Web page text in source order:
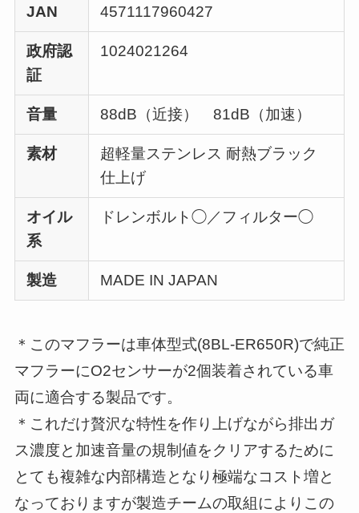
JAN 4571117960427
政府認
証
1024021264
音量 88dB（近接） 81dB（加速）
素材
超軽量ステンレス 耐熱ブラック
仕上げ
オイル
系
ドレンボルト◯／フィルター◯
製造 MADE IN JAPAN
＊このマフラーは車体型式(8BL-ER650R)で純正
マフラーにO2センサーが2個装着されている車
両に適合する製品です。
＊これだけ贅沢な特性を作り上げながら排出ガ
ス濃度と加速音量の規制値をクリアするために
とても複雑な内部構造となり極端なコスト増と
なっておりますが製造チームの取組によりこの